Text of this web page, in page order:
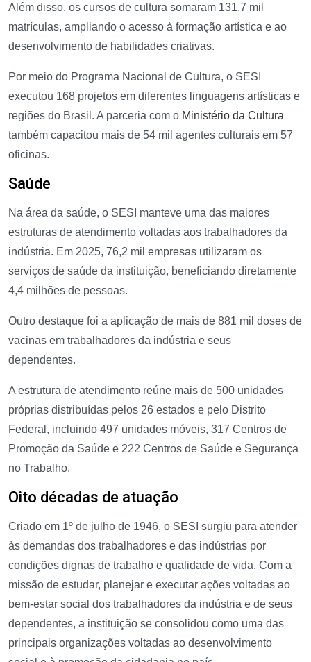
Além disso, os cursos de cultura somaram 131,7 mil
matrículas, ampliando o acesso à formação artística e ao
desenvolvimento de habilidades criativas.
Por meio do Programa Nacional de Cultura, o SESI
executou 168 projetos em diferentes linguagens artísticas e
regiões do Brasil. A parceria com o Ministério da Cultura
também capacitou mais de 54 mil agentes culturais em 57
oficinas.
Saúde
Na área da saúde, o SESI manteve uma das maiores
estruturas de atendimento voltadas aos trabalhadores da
indústria. Em 2025, 76,2 mil empresas utilizaram os
serviços de saúde da instituição, beneficiando diretamente
4,4 milhões de pessoas.
Outro destaque foi a aplicação de mais de 881 mil doses de
vacinas em trabalhadores da indústria e seus
dependentes.
A estrutura de atendimento reúne mais de 500 unidades
próprias distribuídas pelos 26 estados e pelo Distrito
Federal, incluindo 497 unidades móveis, 317 Centros de
Promoção da Saúde e 222 Centros de Saúde e Segurança
no Trabalho.
Oito décadas de atuação
Criado em 1º de julho de 1946, o SESI surgiu para atender
às demandas dos trabalhadores e das indústrias por
condições dignas de trabalho e qualidade de vida. Com a
missão de estudar, planejar e executar ações voltadas ao
bem-estar social dos trabalhadores da indústria e de seus
dependentes, a instituição se consolidou como uma das
principais organizações voltadas ao desenvolvimento